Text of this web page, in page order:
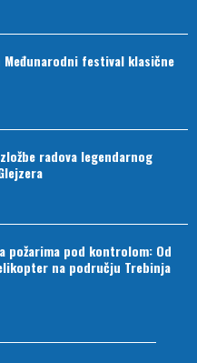
festival klasične
radova legendarnog
požarima pod kontrolom: Od
na području Trebinja